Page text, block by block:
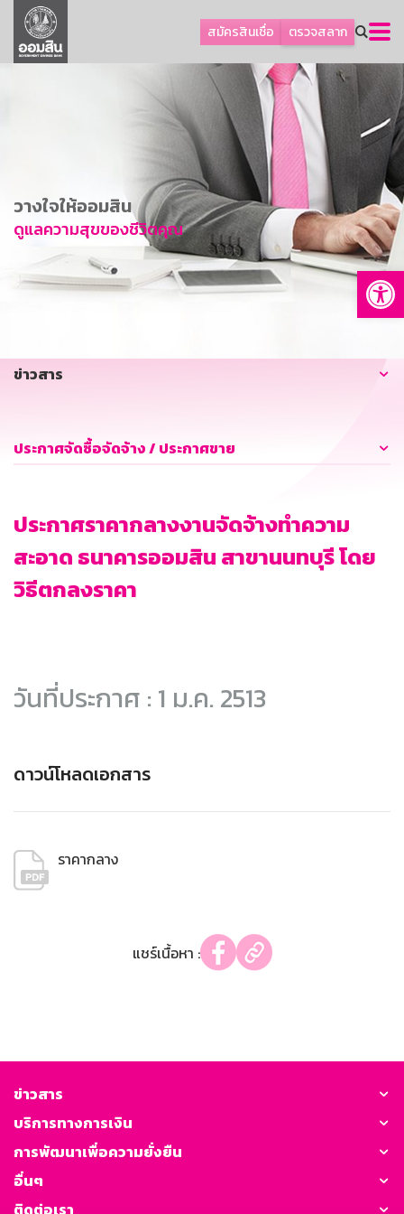
สมัครสินเชื่อ ตรวจสลาก
ลูกค้าธุรกิจ
ลูกค้าผู้ประกอบรายย่อย
การพัฒนาที่ยั่งยืน
ข่าวสาร
บริการทางการเงิน
อื่นๆ
วางใจให้ออมสิน
ดูแลความสุขของชีวิตคุณ
ข่าวสาร
ประกาศจัดซื้อจัดจ้าง / ประกาศขาย
ประกาศราคากลางงานจัดจ้างทำความ
สะอาด ธนาคารออมสิน สาขานนทบุรี โดย
วิธีตกลงราคา
วันที่ประกาศ : 1 ม.ค. 2513
ดาวน์โหลดเอกสาร
ราคากลาง
แชร์เนื้อหา :
ข่าวสาร
บริการทางการเงิน
การพัฒนาเพื่อความยั่งยืน
อื่นๆ